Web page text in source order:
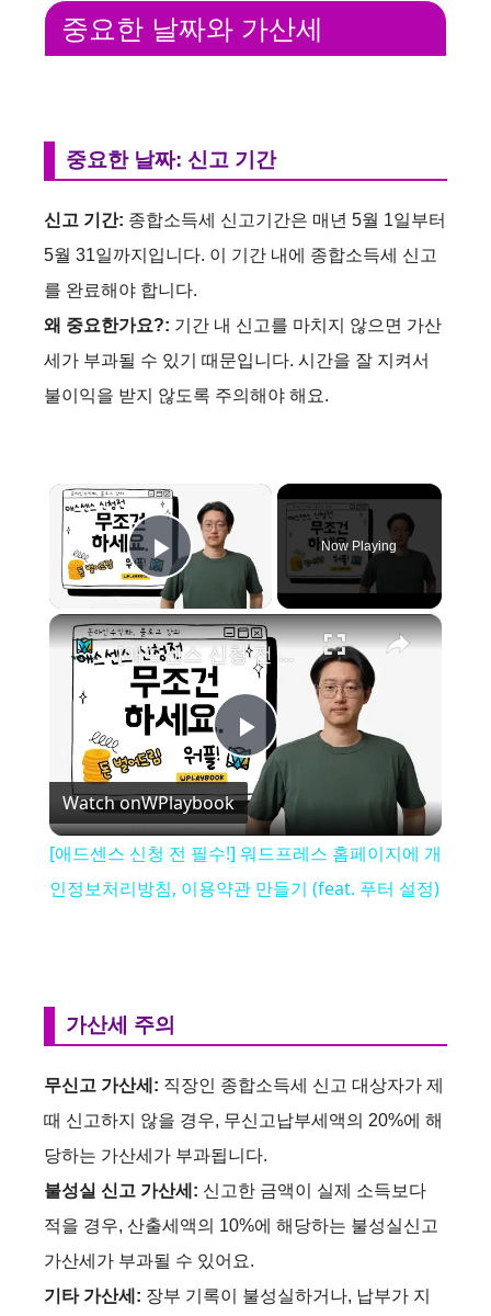
중요한 날짜와 가산세
중요한 날짜: 신고 기간
신고 기간: 종합소득세 신고기간은 매년 5월 1일부터
5월 31일까지입니다. 이 기간 내에 종합소득세 신고
를 완료해야 합니다.
왜 중요한가요?: 기간 내 신고를 마치지 않으면 가산
세가 부과될 수 있기 때문입니다. 시간을 잘 지켜서
불이익을 받지 않도록 주의해야 해요.
×
Play Video
Now Playing
×
P
l
a
i
d
e
o
[애드센스 신청 전 필수!] 워드프레스 홈페이지에 개인정보처리방침, 이용약관 만들기 (feat. 푸터 설정)
Watch onWPlaybook
[애드센스 신청 전 필수!] 워드프레스 홈페이지에 개
인정보처리방침, 이용약관 만들기 (feat. 푸터 설정)
가산세 주의
무신고 가산세: 직장인 종합소득세 신고 대상자가 제
때 신고하지 않을 경우, 무신고납부세액의 20%에 해
당하는 가산세가 부과됩니다.
불성실 신고 가산세: 신고한 금액이 실제 소득보다
적을 경우, 산출세액의 10%에 해당하는 불성실신고
가산세가 부과될 수 있어요.
기타 가산세: 장부 기록이 불성실하거나, 납부가 지